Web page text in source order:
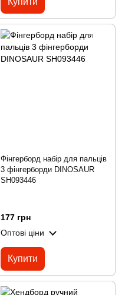
Фінгерборд набір для пальців
3 фінгерборди DINOSAUR
SH093446
177 грн
Оптові ціни
Купити